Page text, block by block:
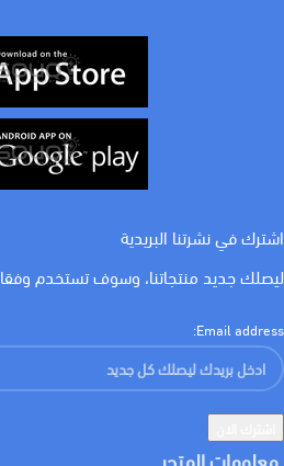
اشترك في نشرتنا البريدية
ليصلك جديد منتجاتنا، وسوف تستخدم وفقا
Email address:
معلومات المتجر